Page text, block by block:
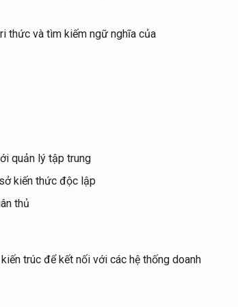
thức và tìm kiếm ngữ nghĩa của
quản lý tập trung
kiến thức độc lập
thủ
trúc để kết nối với các hệ thống doanh